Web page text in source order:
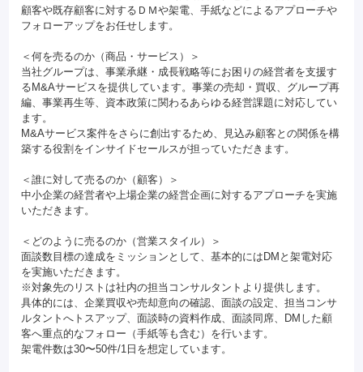
顧客や既存顧客に対するＤＭや架電、手紙などによるアプローチや
フォローアップをお任せします。
＜何を売るのか（商品・サービス）＞
当社グループは、事業承継・成長戦略等にお困りの経営者を支援す
るM&Aサービスを提供しています。事業の売却・買収、グループ再
編、事業再生等、資本政策に関わるあらゆる経営課題に対応してい
ます。
M&Aサービス案件をさらに創出するため、見込み顧客との関係を構
築する役割をインサイドセールスが担っていただきます。
＜誰に対して売るのか（顧客）＞
中小企業の経営者や上場企業の経営企画に対するアプローチを実施
いただきます。
＜どのように売るのか（営業スタイル）＞
面談数目標の達成をミッションとして、基本的にはDMと架電対応
を実施いただきます。
※対象先のリストは社内の担当コンサルタントより提供します。
具体的には、企業買収や売却意向の確認、面談の設定、担当コンサ
ルタントへトスアップ、面談時の資料作成、面談同席、DMした顧
客へ重点的なフォロー（手紙等も含む）を行います。
架電件数は30〜50件/1日を想定しています。